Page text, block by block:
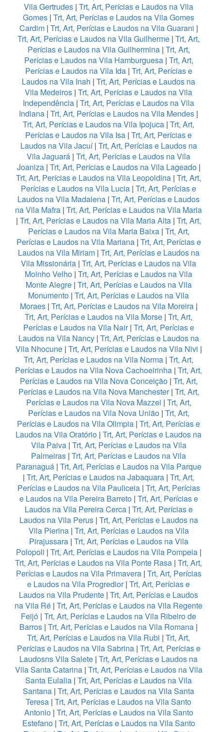
Vila Gertrudes | Trt, Art, Perícias e Laudos na Vila
Gomes | Trt, Art, Perícias e Laudos na Vila Gomes
Cardim| Trt, Art, Perícias e Laudos na Vila Guarani |
Trt, Art, Perícias e Laudos na Vila Guilherme | Trt, Art,
Perícias e Laudos na Vila Guilhermina| Trt, Art,
Perícias e Laudos na Vila Hamburguesa| Trt, Art,
Perícias e Laudos na Vila Ida| Trt, Art, Perícias e
Laudos na Vila Inah | Trt, Art, Perícias e Laudos na
Vila Medeiros | Trt, Art, Perícias e Laudos na Vila
Independência | Trt, Art, Perícias e Laudos na Vila
Indiana | Trt, Art, Perícias e Laudos na Vila Mendes |
Trt, Art, Perícias e Laudos na Vila Ipojuca | Trt, Art,
Perícias e Laudos na Vila Isa | Trt, Art, Perícias e
Laudos na Vila Jacuí| Trt, Art, Perícias e Laudos na
Vila Jaguará | Trt, Art, Perícias e Laudos na Vila
Joaniza| Trt, Art, Perícias e Laudos na Vila Lageado|
Trt, Art, Perícias e Laudos na Vila Leopoldina | Trt, Art,
Perícias e Laudos na Vila Lucia | Trt, Art, Perícias e
Laudos na Vila Madalena | Trt, Art, Perícias e Laudos
na Vila Mafra | Trt, Art, Perícias e Laudos na Vila Maria
| Trt, Art, Perícias e Laudos na Vila Maria Alta | Trt, Art,
Perícias e Laudos na Vila Maria Baixa| Trt, Art,
Perícias e Laudos na Vila Mariana| Trt, Art, Perícias e
Laudos na Vila Miriam| Trt, Art, Perícias e Laudos na
Vila Missionária | Trt, Art, Perícias e Laudos na Vila
Moinho Velho | Trt, Art, Perícias e Laudos na Vila
Monte Alegre| Trt, Art, Perícias e Laudos na Vila
Monumento | Trt, Art, Perícias e Laudos na Vila
Moraes| Trt, Art, Perícias e Laudos na Vila Moreira|
Trt, Art, Perícias e Laudos na Vila Morse | Trt, Art,
Perícias e Laudos na Vila Nair| Trt, Art, Perícias e
Laudos na Vila Nancy| Trt, Art, Perícias e Laudos na
Vila Nhocune| Trt, Art, Perícias e Laudos na Vila Nivi |
Trt, Art, Perícias e Laudos na Vila Norma | Trt, Art,
Perícias e Laudos na Vila Nova Cachoeirinha | Trt, Art,
Perícias e Laudos na Vila Nova Conceição| Trt, Art,
Perícias e Laudos na Vila Nova Manchester| Trt, Art,
Perícias e Laudos na Vila Nova Mazzei | Trt, Art,
Perícias e Laudos na Vila Nova União| Trt, Art,
Perícias e Laudos na Vila Olimpia | Trt, Art, Perícias e
Laudos na Vila Oratório | Trt, Art, Perícias e Laudos na
Vila Paiva| Trt, Art, Perícias e Laudos na Vila
Palmeiras | Trt, Art, Perícias e Laudos na Vila
Paranaguá| Trt, Art, Perícias e Laudos na Vila Parque
| Trt, Art, Perícias e Laudos na Jabaquara | Trt, Art,
Perícias e Laudos na Vila Pauliceia| Trt, Art, Perícias
e Laudos na Vila Pereira Barreto| Trt, Art, Perícias e
Laudos na Vila Pereira Cerca| Trt, Art, Perícias e
Laudos na Vila Perus| Trt, Art, Perícias e Laudos na
Vila Pierina| Trt, Art, Perícias e Laudos na Vila
Pirajussara| Trt, Art, Perícias e Laudos na Vila
Polopoli | Trt, Art, Perícias e Laudos na Vila Pompeia|
Trt, Art, Perícias e Laudos na Vila Ponte Rasa | Trt, Art,
Perícias e Laudos na Vila Primavera| Trt, Art, Perícias
e Laudos na Vila Progredior| Trt, Art, Perícias e
Laudos na Vila Prudente | Trt, Art, Perícias e Laudos
na Vila Ré | Trt, Art, Perícias e Laudos na Vila Regente
Feijó | Trt, Art, Perícias e Laudos na Vila Ribeiro de
Barros | Trt, Art, Perícias e Laudos na Vila Romana |
Trt, Art, Perícias e Laudos na Vila Rubi | Trt, Art,
Perícias e Laudos na Vila Sabrina| Trt, Art, Perícias e
Laudosns Vila Salete | Trt, Art, Perícias e Laudos na
Vila Santa Catarina| Trt, Art, Perícias e Laudos na Vila
Santa Eulalia | Trt, Art, Perícias e Laudos na Vila
Santana | Trt, Art, Perícias e Laudos na Vila Santa
Teresa | Trt, Art, Perícias e Laudos na Vila Santo
Antonio| Trt, Art, Perícias e Laudos na Vila Santo
Estefano| Trt, Art, Perícias e Laudos na Vila Santo